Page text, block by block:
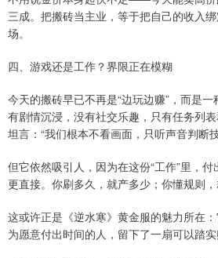
三成。把搬砖当主业，等于把自己的收入
场。
四、游戏还是工作？界限正在模糊
今天的搬砖早已不再是“边玩边赚”，而是
有剧情沉浸，没有社交乐趣，只有任务列
坦言：“我们根本不看画面，只听声音判断
但它依然吸引人，因为在这份“工作”里，
更直接。你刷多久，就产多少；你懂规则，
这或许正是《逆水寒》黄金服的魅力所在
为愿意付出时间的人，留下了一扇可以踏实